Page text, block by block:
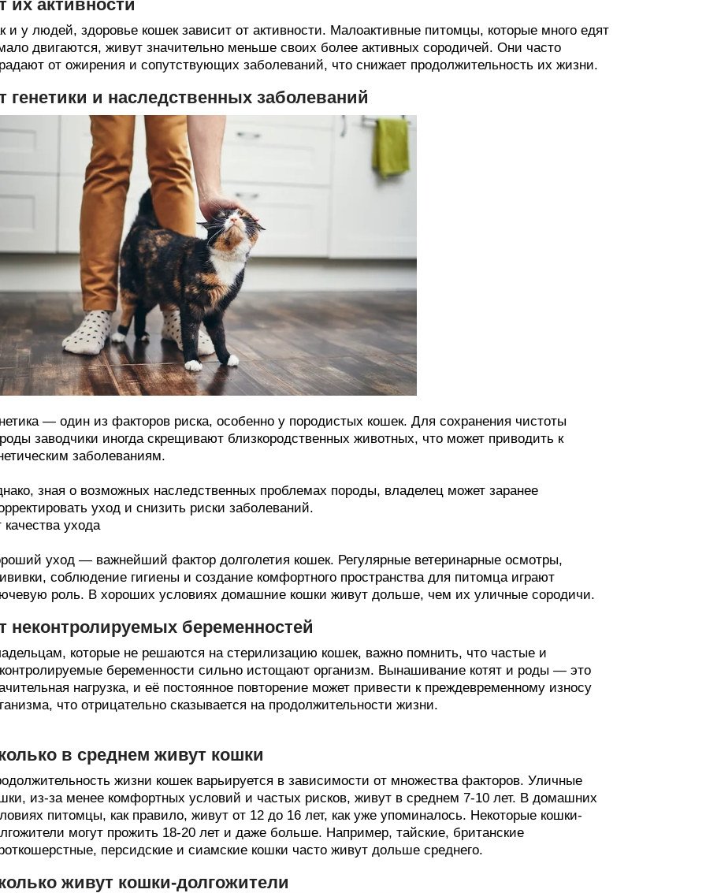
их активности
и у людей, здоровье кошек зависит от активности. Малоактивные питомцы, которые много едят
двигаются, живут значительно меньше своих более активных сородичей. Они часто
от ожирения и сопутствующих заболеваний, что снижает продолжительность их жизни.
генетики и наследственных заболеваний
— один из факторов риска, особенно у породистых кошек. Для сохранения чистоты
заводчики иногда скрещивают близкородственных животных, что может приводить к
заболеваниям.
зная о возможных наследственных проблемах породы, владелец может заранее
уход и снизить риски заболеваний.
качества ухода
уход — важнейший фактор долголетия кошек. Регулярные ветеринарные осмотры,
соблюдение гигиены и создание комфортного пространства для питомца играют
роль. В хороших условиях домашние кошки живут дольше, чем их уличные сородичи.
неконтролируемых беременностей
которые не решаются на стерилизацию кошек, важно помнить, что частые и
беременности сильно истощают организм. Вынашивание котят и роды — это
нагрузка, и её постоянное повторение может привести к преждевременному износу
что отрицательно сказывается на продолжительности жизни.
в среднем живут кошки
жизни кошек варьируется в зависимости от множества факторов. Уличные
из-за менее комфортных условий и частых рисков, живут в среднем 7-10 лет. В домашних
питомцы, как правило, живут от 12 до 16 лет, как уже упоминалось. Некоторые кошки-
могут прожить 18-20 лет и даже больше. Например, тайские, британские
персидские и сиамские кошки часто живут дольше среднего.
живут кошки-долгожители